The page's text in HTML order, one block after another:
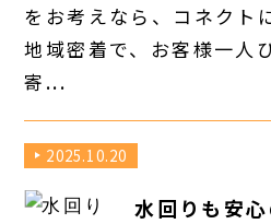
をお考えなら、コネクト
地域密着で、お客様一人
寄...
2025.10.20
水回りも安